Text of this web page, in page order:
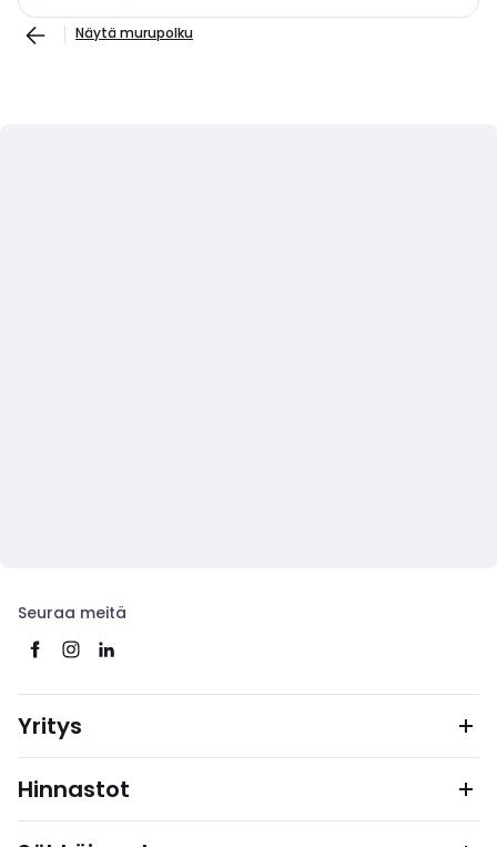
Näytä murupolku
Seuraa meitä
Yritys
Hinnastot